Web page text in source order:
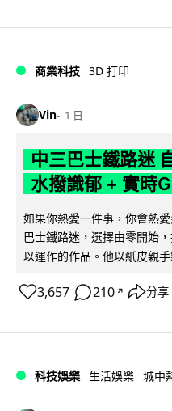
商業科技 3D 打印
Vin 1 日
中三巴士鐵路迷
水撥識郁 + 實時
如果你熱愛一件事，你會熱
巴士鐵路迷，選擇由零開始
以運作的作品。他以紙皮親
3,657 210 ↗ 分享
科技娛樂 生活娛樂 城中